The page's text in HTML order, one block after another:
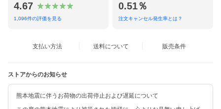
4.67
1,096件の評価を見る
0.51％
注文キャンセル発生率とは？
支払い方法 送料について 販売条件
ストアからのお知らせ
熊本地震に伴うお荷物の出荷停止および遅延について